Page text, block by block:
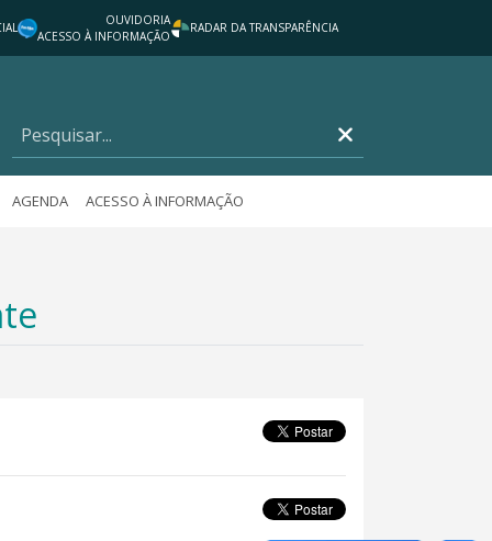
OUVIDORIA
ACESSO À INFORMAÇÃO
RADAR DA TRANSPARÊNCIA
AGENDA ACESSO À INFORMAÇÃO